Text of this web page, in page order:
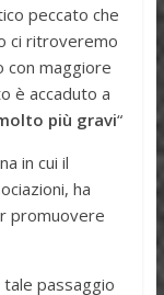
peccato che
ci ritroveremo
maggiore
è accaduto a
più gravi“
in cui il
ha
promuovere
passaggio